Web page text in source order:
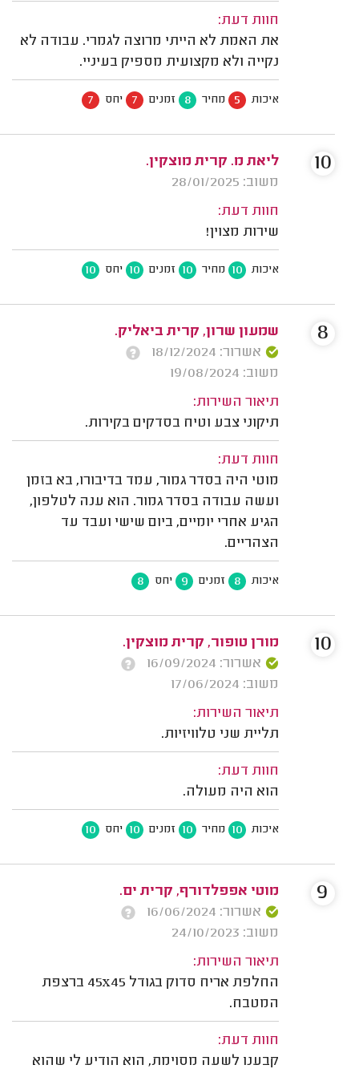
חוות דעת:
את האמת לא הייתי מרוצה לגמרי. עבודה לא
נקייה ולא מקצועית מספיק בעיניי.
איכות 5 מחיר 8 זמנים 7 יחס 7
ליאת מ. קרית מוצקין.
משוב: 28/01/2025
חוות דעת:
שירות מצוין!
איכות 10 מחיר 10 זמנים 10 יחס 10
10
שמעון שרון, קרית ביאליק.
אשרור: 18/12/2024
משוב: 19/08/2024
תיאור השירות:
תיקוני צבע וטיח בסדקים בקירות.
חוות דעת:
מוטי היה בסדר גמור, עמד בדיבורו, בא בזמן
ועשה עבודה בסדר גמור. הוא ענה לטלפון,
הגיע אחרי יומיים, ביום שישי ועבד עד
הצהריים.
איכות 8 זמנים 9 יחס 8
8
מורן טופור, קרית מוצקין.
אשרור: 16/09/2024
משוב: 17/06/2024
תיאור השירות:
תליית שני טלוויזיות.
חוות דעת:
הוא היה מעולה.
איכות 10 מחיר 10 זמנים 10 יחס 10
10
מוטי אפפלדורף, קרית ים.
אשרור: 16/06/2024
משוב: 24/10/2023
תיאור השירות:
החלפת אריח סדוק בגודל 45x45 ברצפת
המטבח.
חוות דעת:
קבענו לשעה מסוימת, הוא הודיע לי שהוא
9